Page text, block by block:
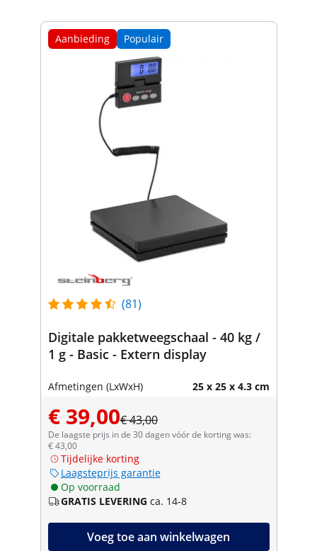
Aanbieding Populair
(81)
Digitale pakketweegschaal - 40 kg /
1 g - Basic - Extern display
Afmetingen (LxWxH) 25 x 25 x 4.3 cm
€ 39,00€ 43,00
De laagste prijs in de 30 dagen vóór de korting was:
€ 43,00
Tijdelijke korting
Laagsteprijs garantie
Op voorraad
GRATIS LEVERING ca. 14-8
Voeg toe aan winkelwagen